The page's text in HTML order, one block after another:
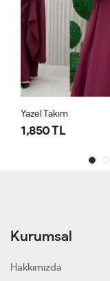
Yazel Takım
1,850 TL
Kurumsal
Hakkımızda